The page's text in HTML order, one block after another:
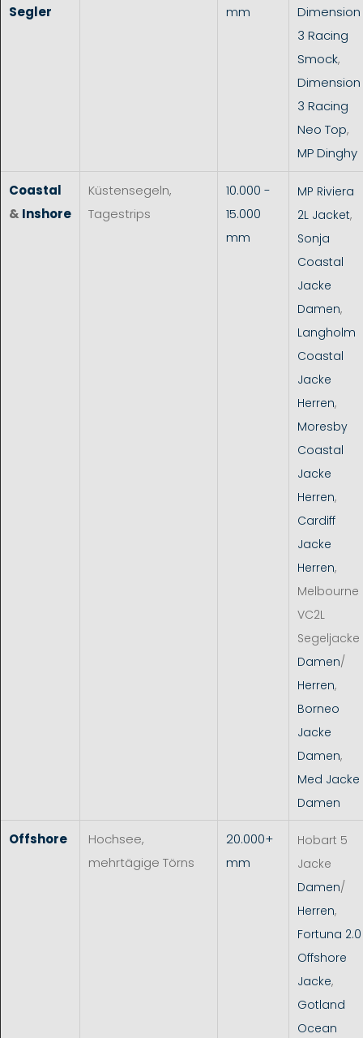
Segler mm
Dimension
3 Racing
Smock,
Dimension
3 Racing
Neo Top,
MP Dinghy
Coastal
& Inshore
Küstensegeln,
Tagestrips
10.000 -
15.000
mm
MP Riviera
2L Jacket,
Sonja
Coastal
Jacke
Damen,
Langholm
Coastal
Jacke
Herren,
Moresby
Coastal
Jacke
Herren,
Cardiff
Jacke
Herren,
Melbourne
VC2L
Segeljacke
Damen/
Herren,
Borneo
Jacke
Damen,
Med Jacke
Damen
Offshore
Hochsee,
mehrtägige Törns
20.000+
mm
Hobart 5
Jacke
Damen/
Herren,
Fortuna 2.0
Offshore
Jacke,
Gotland
Ocean